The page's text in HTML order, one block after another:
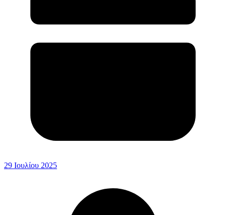
29 Ιουλίου 2025